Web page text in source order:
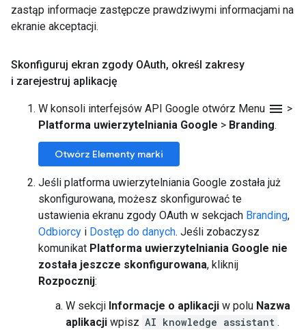
zastąp informacje zastępcze prawdziwymi informacjami na
ekranie akceptacji.
Skonfiguruj ekran zgody OAuth, określ zakresy
i zarejestruj aplikację
W konsoli interfejsów API Google otwórz Menu menu >
Platforma uwierzytelniania Google > Branding.
Otwórz Elementy marki
Jeśli platforma uwierzytelniania Google została już
skonfigurowana, możesz skonfigurować te
ustawienia ekranu zgody OAuth w sekcjach Branding,
Odbiorcy i Dostęp do danych. Jeśli zobaczysz
komunikat Platforma uwierzytelniania Google nie
została jeszcze skonfigurowana, kliknij
Rozpocznij:
W sekcji Informacje o aplikacji w polu Nazwa
aplikacji wpisz AI knowledge assistant .